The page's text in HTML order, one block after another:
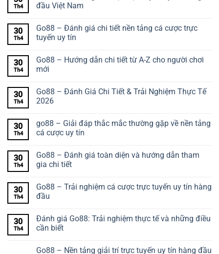
Th4
đầu Việt Nam
30
Th4
Go88 – Đánh giá chi tiết nền tảng cá cược trực
tuyến uy tín
30
Th4
Go88 – Hướng dẫn chi tiết từ A-Z cho người chơi
mới
30
Th4
Go88 – Đánh Giá Chi Tiết & Trải Nghiệm Thực Tế
2026
30
Th4
go88 – Giải đáp thắc mắc thường gặp về nền tảng
cá cược uy tín
30
Th4
Go88 – Đánh giá toàn diện và hướng dẫn tham
gia chi tiết
30
Th4
Go88 – Trải nghiệm cá cược trực tuyến uy tín hàng
đầu
30
Th4
Đánh giá Go88: Trải nghiệm thực tế và những điều
cần biết
Go88 – Nền tảng giải trí trực tuyến uy tín hàng đầu